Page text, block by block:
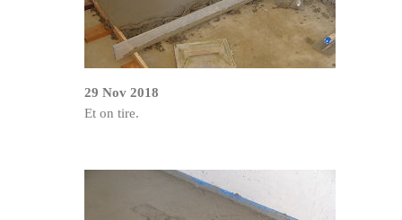
29 Nov 2018
Et on tire.